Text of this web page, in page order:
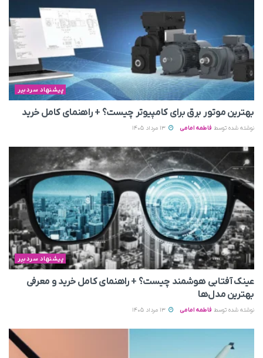
پیشنهاد سردبیر
بهترین موتور برق برای کامپیوتر چیست؟ + راهنمای کامل خرید
نوشته شده توسط فاطمه امامی
پیشنهاد سردبیر
عینک آفتابی هوشمند چیست؟ + راهنمای کامل خرید و معرفی
بهترین مدل‌ها
نوشته شده توسط فاطمه امامی